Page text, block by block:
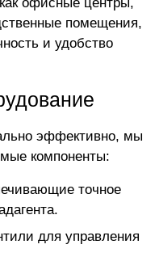
помещения,
и удобство
эффективно, мы
компоненты:
точное
для управления